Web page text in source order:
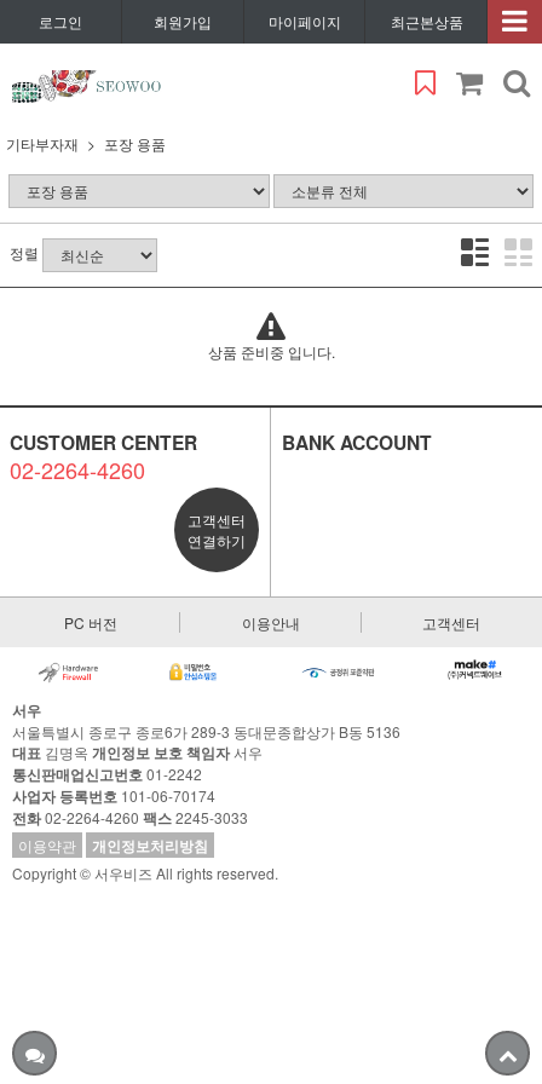
로그인 회원가입 마이페이지 최근본상품
기타부자재 포장 용품
정렬
상품 준비중 입니다.
CUSTOMER CENTER
02-2264-4260
고객센터
연결하기
BANK ACCOUNT
PC 버전 이용안내 고객센터
서우
서울특별시 종로구 종로6가 289-3 동대문종합상가 B동 5136
대표 김명옥 개인정보 보호 책임자서우
통신판매업신고번호01-2242
사업자 등록번호 101-06-70174
전화02-2264-4260 팩스2245-3033
이용약관
개인정보처리방침
Copyright © 서우비즈 All rights reserved.